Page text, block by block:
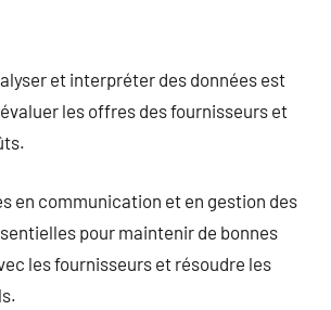
et interpréter des données est
les offres des fournisseurs et
en communication et en gestion des
pour maintenir de bonnes
les fournisseurs et résoudre les